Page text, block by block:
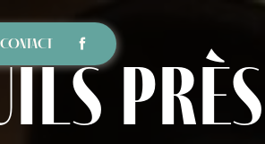
CONTACT